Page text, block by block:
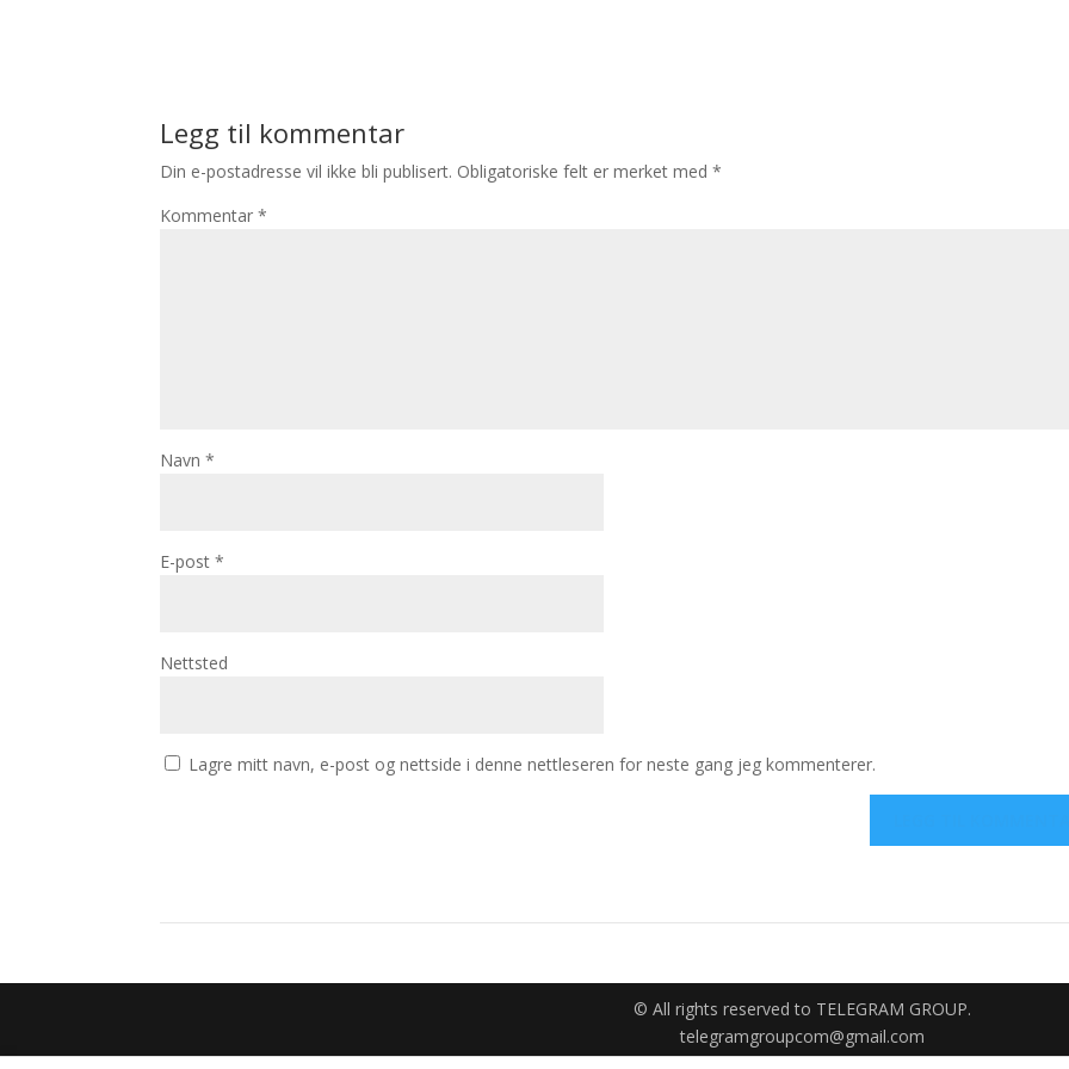
Legg til kommentar
Din e-postadresse vil ikke bli publisert. Obligatoriske felt er merket med*
Kommentar*
Navn*
E-post*
Nettsted
Lagre mitt navn, e-post og nettside i denne nettleseren for neste gang jeg kommenterer.
© All rights reserved to TELEGRAM GROUP.
telegramgroupcom@gmail.com